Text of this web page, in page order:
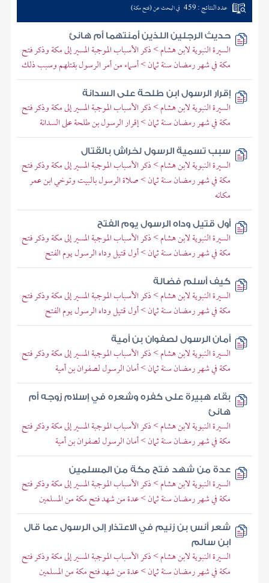
عدد النتائج : 459 في البحث عن (فتح مكة)
حديث الرجلين اللذين أمنتهما أم هانئ
السيرة النبوية لابن هشام > ذكر الأسباب الموجبة المسير إلى مكة وذكر فتح
مكة في شهر رمضان سنة ثمان > أسماء من أمر الرسول بقتلهم وسبب ذلك
إقرار الرسول ابن طلحة على السدانة
السيرة النبوية لابن هشام > ذكر الأسباب الموجبة المسير إلى مكة وذكر فتح
مكة في شهر رمضان سنة ثمان > إقرار الرسول بن طلحة على السدانة
سبب تسمية الرسول لخراش بالقتال
السيرة النبوية لابن هشام > ذكر الأسباب الموجبة المسير إلى مكة وذكر فتح
مكة في شهر رمضان سنة ثمان > صلاة الرسول بالبيت وتوخي ابن عمر
مكانه
أول قتيل وداه الرسول يوم الفتح
السيرة النبوية لابن هشام > ذكر الأسباب الموجبة المسير إلى مكة وذكر فتح
مكة في شهر رمضان سنة ثمان > أول قتيل وداه الرسول يوم الفتح
كيف أسلم فضالة
السيرة النبوية لابن هشام > ذكر الأسباب الموجبة المسير إلى مكة وذكر فتح
مكة في شهر رمضان سنة ثمان > أول قتيل وداه الرسول يوم الفتح
أمان الرسول لصفوان بن أمية
السيرة النبوية لابن هشام > ذكر الأسباب الموجبة المسير إلى مكة وذكر فتح
مكة في شهر رمضان سنة ثمان > أمان الرسول لصفوان بن أمية
بقاء هبيرة على كفره وشعره في إسلام زوجه أم
هانئ
السيرة النبوية لابن هشام > ذكر الأسباب الموجبة المسير إلى مكة وذكر فتح
مكة في شهر رمضان سنة ثمان > أمان الرسول لصفوان بن أمية
عدة من شهد فتح مكة من المسلمين
السيرة النبوية لابن هشام > ذكر الأسباب الموجبة المسير إلى مكة وذكر فتح
مكة في شهر رمضان سنة ثمان > عدة من شهد فتح مكة من المسلمين
شعر أنس بن زنيم في الاعتذار إلى الرسول عما قال
ابن سالم
السيرة النبوية لابن هشام > ذكر الأسباب الموجبة المسير إلى مكة وذكر فتح
مكة في شهر رمضان سنة ثمان > عدة من شهد فتح مكة من المسلمين